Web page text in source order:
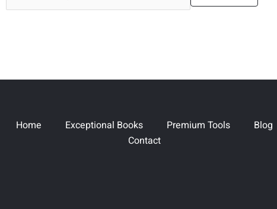
Home Exceptional Books Premium Tools
Blog
Contact